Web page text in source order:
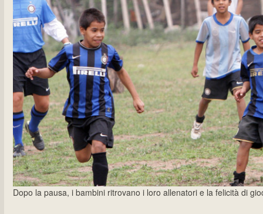
Dopo la pausa, i bambini ritrovano i loro allenatori e la felicità di